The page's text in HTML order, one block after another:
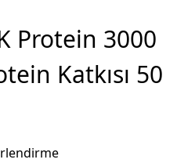
Protein 3000
Katkısı 50